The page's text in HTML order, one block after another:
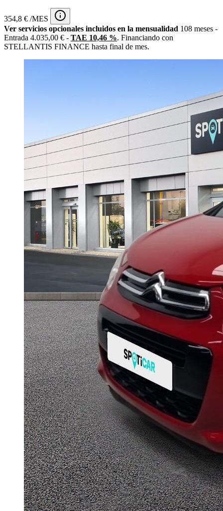
354,8 € /MES
Ver servicios opcionales incluidos en la mensualidad 108 meses -
Entrada 4.035,00 € - TAE 10,46 %. Financiando con
STELLANTIS FINANCE hasta final de mes.